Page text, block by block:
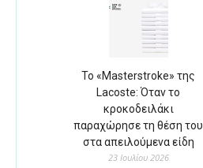
Το «Masterstroke» της
Lacoste: Όταν το
κροκοδειλάκι
παραχώρησε τη θέση του
στα απειλούμενα είδη
23 Ιουλίου 2026